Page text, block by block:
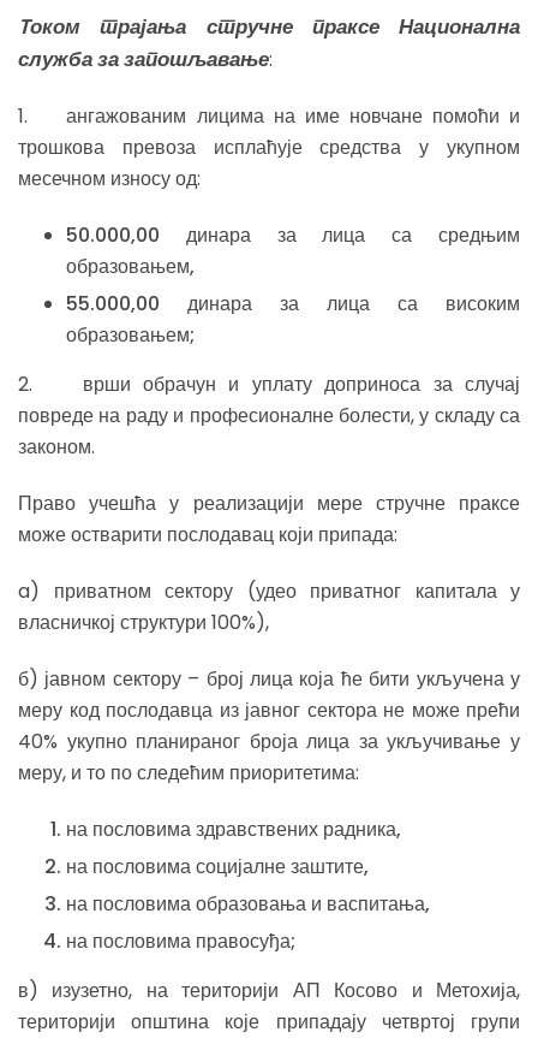
Tоком трајања стручне праксе Национална
служба за запошљавање:
1. ангажованим лицима на име новчане помоћи и
трошкова превоза исплаћује средства у укупном
месечном износу од:
50.000,00 динара за лица са средњим
образовањем,
55.000,00 динара за лица са високим
образовањем;
2. врши обрачун и уплату доприноса за случај
повреде на раду и професионалне болести, у складу са
законом.
Право учешћа у реализацији мере стручне праксе
може остварити послодавац који припада:
a) приватном сектору (удео приватног капитала у
власничкој структури 100%),
б) јавном сектору – број лица која ће бити укључена у
меру код послодавца из јавног сектора не може прећи
40% укупно планираног броја лица за укључивање у
меру, и то по следећим приоритетима:
на пословима здравствених радника,
на пословима социјалне заштите,
на пословима образовања и васпитања,
на пословима правосуђа;
в) изузетно, на територији АП Косово и Метохија,
територији општина које припадају четвртој групи